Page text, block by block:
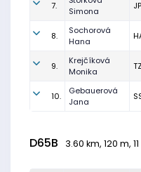
7.
Simona
8.
Sochorová
Hana
9.
Krejčíková
Monika
10.
Gebauerová
Jana
D65B 3.60 km, 120 m,